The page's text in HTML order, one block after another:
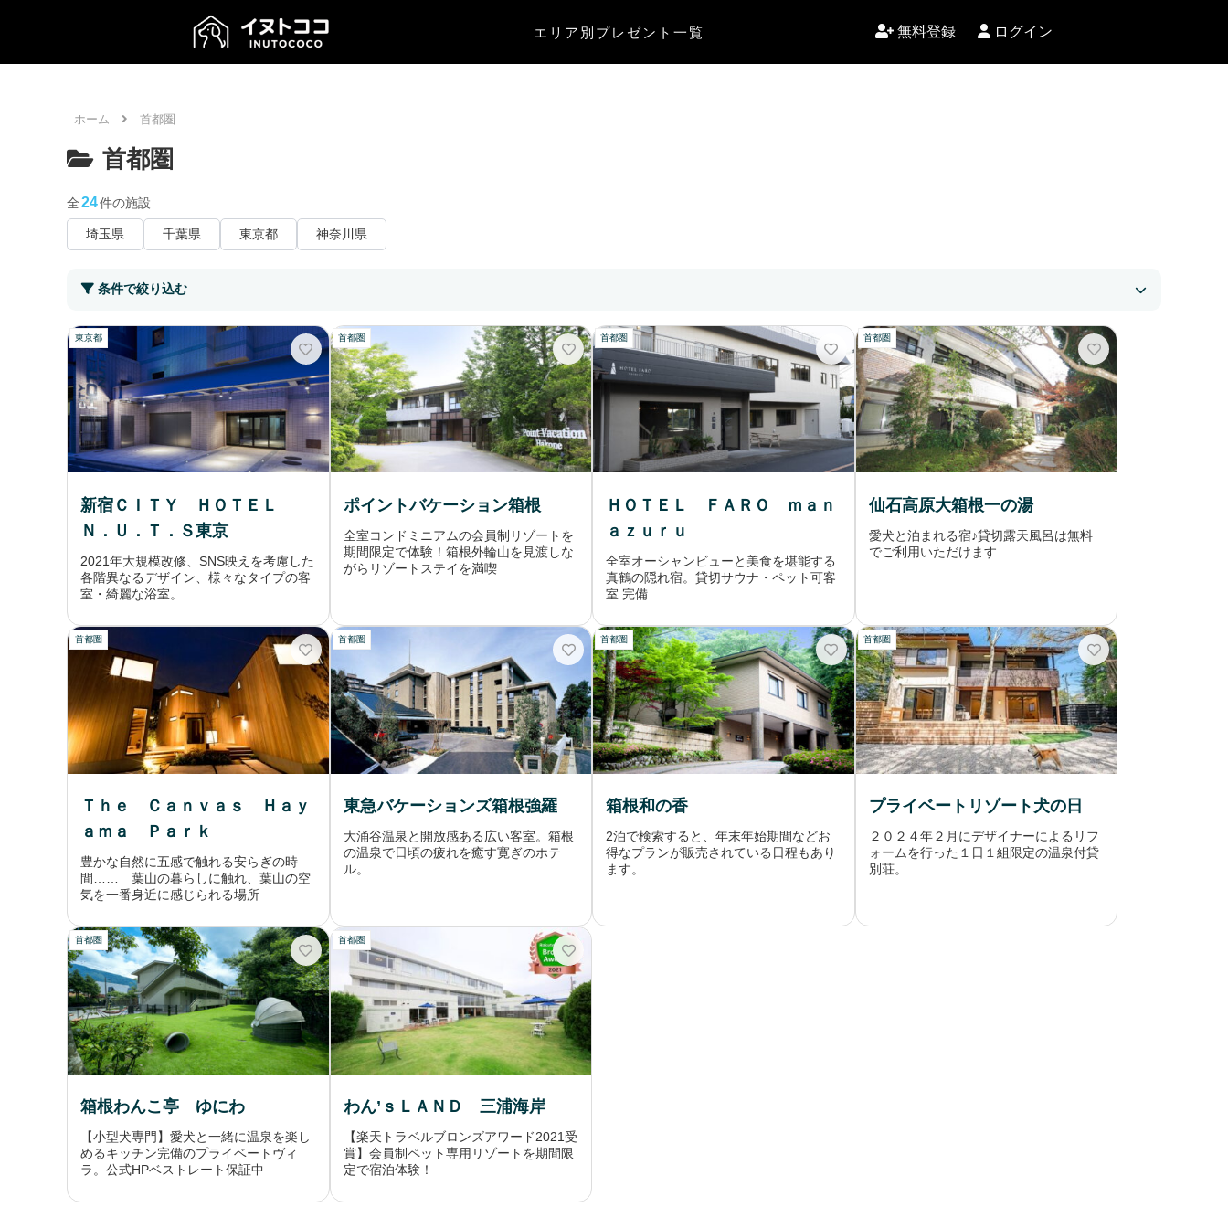
エリア別 プレゼント一覧 無料登録 ログイン
ホーム 首都圏
首都圏
全24件の施設
埼玉県 千葉県 東京都 神奈川県
条件で絞り込む
東京都
新宿ＣＩＴＹ ＨＯＴＥＬ
Ｎ．Ｕ．Ｔ．Ｓ東京
2021年大規模改修、SNS映えを考慮した
各階異なるデザイン、様々なタイプの客
室・綺麗な浴室。
首都圏
ポイントバケーション箱根
全室コンドミニアムの会員制リゾートを
期間限定で体験！箱根外輪山を見渡しな
がらリゾートステイを満喫
首都圏
ＨＯＴＥＬ ＦＡＲＯ ｍａｎ
ａｚｕｒｕ
全室オーシャンビューと美食を堪能する
真鶴の隠れ宿。貸切サウナ・ペット可客
室 完備
首都圏
仙石高原大箱根一の湯
愛犬と泊まれる宿♪貸切露天風呂は無料
でご利用いただけます
首都圏
Ｔｈｅ Ｃａｎｖａｓ Ｈａｙ
ａｍａ Ｐａｒｋ
豊かな自然に五感で触れる安らぎの時
間…… 葉山の暮らしに触れ、葉山の空
気を一番身近に感じられる場所
首都圏
東急バケーションズ箱根強羅
大涌谷温泉と開放感ある広い客室。箱根
の温泉で日頃の疲れを癒す寛ぎのホテ
ル。
首都圏
箱根和の香
2泊で検索すると、年末年始期間などお
得なプランが販売されている日程もあり
ます。
首都圏
プライベートリゾート犬の日
２０２４年２月にデザイナーによるリフ
ォームを行った１日１組限定の温泉付貸
別荘。
首都圏
箱根わんこ亭 ゆにわ
【小型犬専門】愛犬と一緒に温泉を楽し
めるキッチン完備のプライベートヴィ
ラ。公式HPベストレート保証中
首都圏
わん’ｓＬＡＮＤ 三浦海岸
【楽天トラベルブロンズアワード2021受
賞】会員制ペット専用リゾートを期間限
定で宿泊体験！